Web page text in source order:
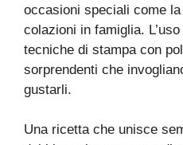
occasioni speciali come
colazioni in famiglia.
tecniche di stampa con
sorprendenti che
gustarli.
Una ricetta che unisce